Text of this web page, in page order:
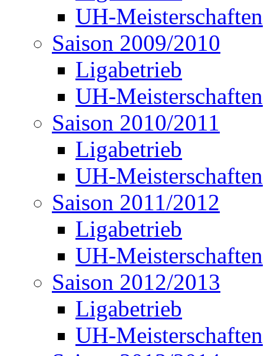
UH-Meisterschaften
Saison 2009/2010
Ligabetrieb
UH-Meisterschaften
Saison 2010/2011
Ligabetrieb
UH-Meisterschaften
Saison 2011/2012
Ligabetrieb
UH-Meisterschaften
Saison 2012/2013
Ligabetrieb
UH-Meisterschaften